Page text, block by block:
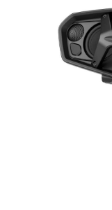
imágenes